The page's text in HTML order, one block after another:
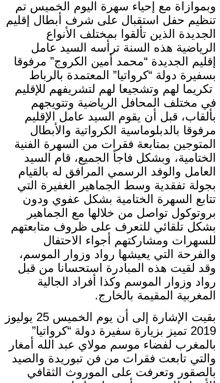
وبموازاة مع إحياء سهرة اليوم الخميس تم
تنظيم حفل استقبال على شرف أبطال إقليم
الجديدة الذين تألقوا بمختلف الأنواع
الرياضية هذه السنة ترأسه السيد عامل
إقليم الجديدة “محمد أمين الكروج” مرفوقا
بسفيرة دولة “كرواتيا” المعتمدة بالرباط
تكريما لهم وتشجيعا لهم لتشريفهم للإقليم
في مختلف المحافل الرياضية وتتويجهم
بألقاب، قبل أن يقوم السيد عامل الإقليم
مرفوقا بالدبلوماسية الكرواتية والأبطال
المتوجين بمتابعة فقرات من السهرة الفنية
الختامية، وبشكل فاجأ الجميع، قام السيد
العامل والوفد الرسمي المرافق له بالقيام
بجولة تفقدية وسط الجماهير الغفيرة التي
تتابع السهرة الختامية بشكل عفوي ودون
بروتوكول تواصل من خلالها مع الجماهير
بشكل تلقائي للتعرف على ظروف متابعتهم
للسهرات ومشاركتهم أجواء الاحتفال
والفرحة التي يعيشها رواد وزوار الموسم،
وقد لقيت هذه المبادرة استحسانا من قبل
رواد وزوار الموسم وكذا أفراد الجالية
المغربية المقيمة بالخارج.
بقيت الإشارة إلى أن يوم الخميس 25 يوليوز
2019 تميز بزيارة سفيرة دولة “كرواتيا”
بالمغرب لفضاء موسم مولاي عبد الله أمغار
والتي تابعت فقرات من فن تبوريدة والصيد
بالصقور وتعرفت على الموروث الثقافي